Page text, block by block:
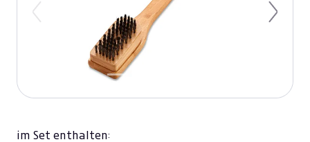
Previous Next
im Set enthalten: